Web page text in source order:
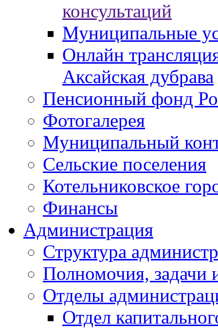
консультаций
Муниципальные
Онлайн
Аксайская дубрава
Пенсионный фонд
Фотогалерея
Муниципальный
Сельские поселения
Котельниковское
Финансы
Администрация
Структура
Полномочия, задачи
Отделы
Отдел